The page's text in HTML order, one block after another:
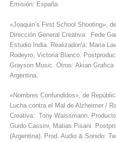
Emisión: España.
«Joaquin’s First School Shooting»,
Dirección General Creativa: Fede
Estudio India. Realizador/a: Maria
Rodeyro, Victoria Blanco.
Grayson Music. Otros: Akian
Argentina.
«Nombres Confundidos», de
Lucha contra el Mal de Alzheimer /
Creativa: Tony Waissmann.
Guido Cassini, Matias Pisani.
(Argentina). Prod. Audio & Sonido: